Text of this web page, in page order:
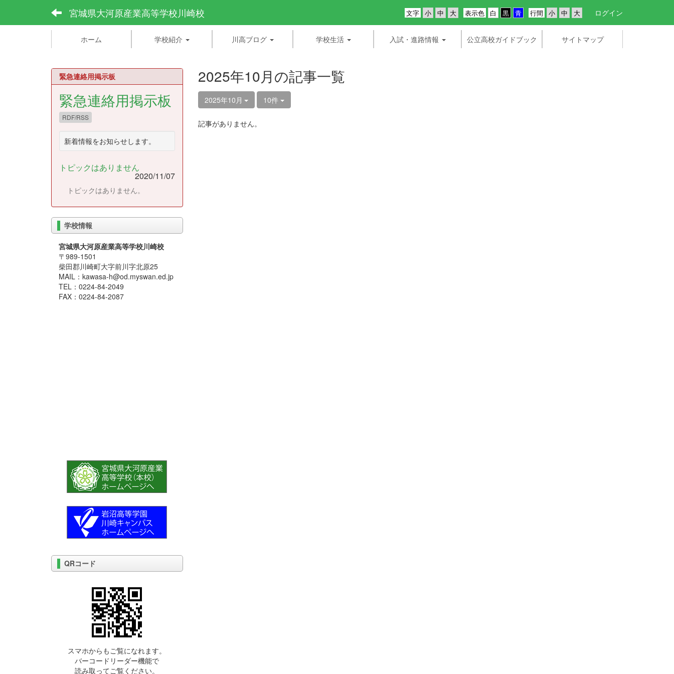
宮城県大河原産業高等学校川崎校 行間
表示色
文字 ログイン
ホーム 学校紹介 川高ブログ 学校生活 入試・進路情報 公立高校ガイドブック サイトマップ
2025年10月の記事一覧
2025年10月 10件
記事がありません。
緊急連絡用掲示板
緊急連絡用掲示板
RDF/RSS
新着情報をお知らせします。
トピックはありません
2020/11/07
トピックはありません。
学校情報
宮城県大河原産業高等学校川崎校
〒989-1501
柴田郡川崎町大字前川字北原25
MAIL：kawasa-h@od.myswan.ed.jp
TEL：0224-84-2049
FAX：0224-84-2087
QRコード
スマホからもご覧になれます。
バーコードリーダー機能で
読み取ってご覧ください。